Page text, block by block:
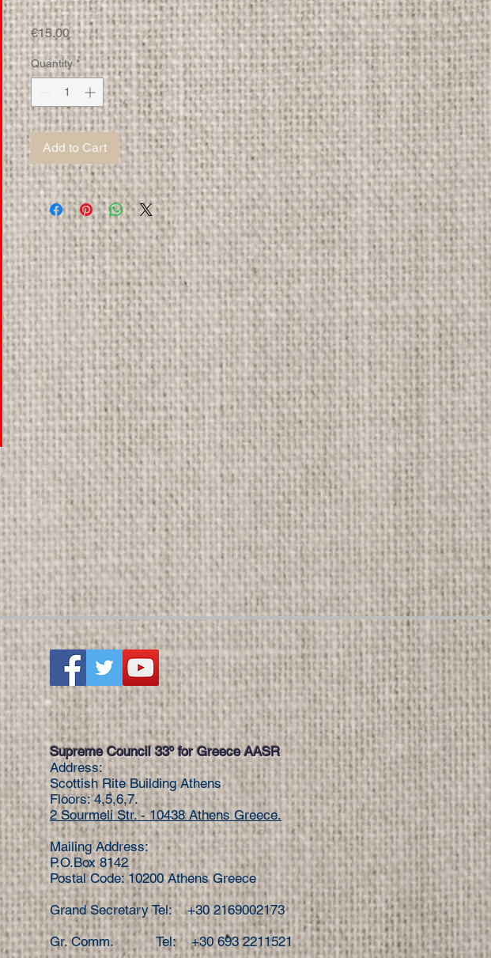
€15.00Price
Quantity *
Add to Cart
Supreme Council 33º for Greece AASR
Address:
Scottish Rite Building Athens
Floors: 4,5,6,7.
2 Sourmeli Str.- 10438 Athens Greece.
Mailing Address:
P.O.Box 8142
Postal Code: 10200 Athens Greece
Grand Secretary Tel: +30 2169002173
Gr. Comm. Tel: +30 693 2211521